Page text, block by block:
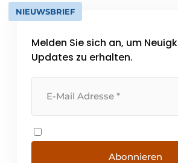
NIEUWSBRIEF
Melden Sie sich an, um
Updates zu erhalten.
Abonnieren